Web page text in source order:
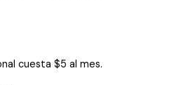
cuesta $5 al mes.